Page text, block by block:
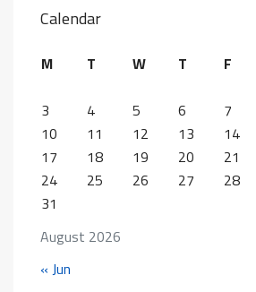
Calendar
August 2026
M T W T F
3
4 5 6 7
10
11 12 13 14
17
18 19 20 21
24
25 26 27 28
31
« Jun